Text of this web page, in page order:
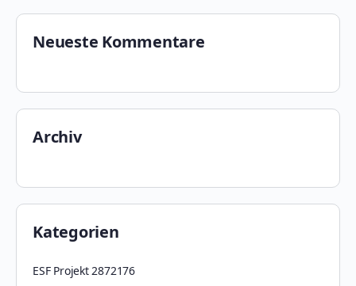
Neueste Kommentare
Archiv
Kategorien
ESF Projekt 2872176